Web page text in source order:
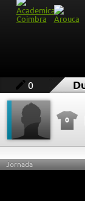
0
0
Jornada